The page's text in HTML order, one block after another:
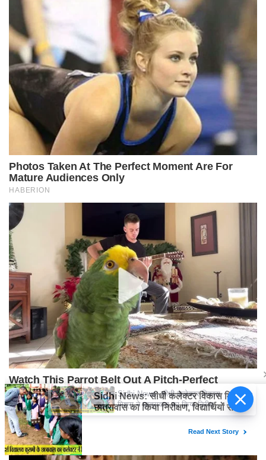
Sidhi News: सीधी कलेक्टर विकास
मिश्रा ने छात्रावास का किया निरीक्षण,
विद्यार्थियों संग किया रात्रि भोजन